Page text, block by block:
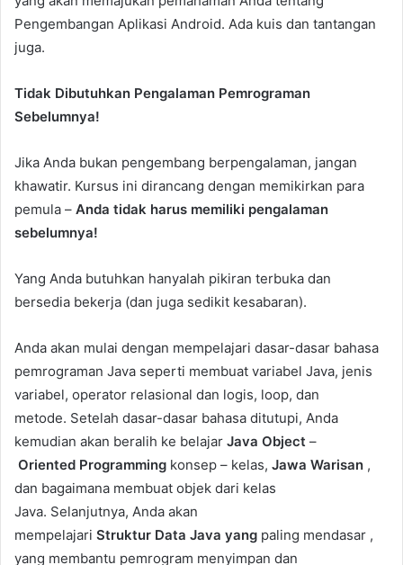
Pengembangan Aplikasi Android. Ada kuis dan tantangan
juga.
Tidak Dibutuhkan Pengalaman Pemrograman
Sebelumnya!
Jika Anda bukan pengembang berpengalaman, jangan
khawatir. Kursus ini dirancang dengan memikirkan para
pemula – Anda tidak harus memiliki pengalaman
sebelumnya!
Yang Anda butuhkan hanyalah pikiran terbuka dan
bersedia bekerja (dan juga sedikit kesabaran).
Anda akan mulai dengan mempelajari dasar-dasar bahasa
pemrograman Java seperti membuat variabel Java, jenis
variabel, operator relasional dan logis, loop, dan
metode. Setelah dasar-dasar bahasa ditutupi, Anda
kemudian akan beralih ke belajar Java Object –
Oriented Programming konsep – kelas, Jawa Warisan ,
dan bagaimana membuat objek dari kelas
Java. Selanjutnya, Anda akan
mempelajari Struktur Data Java yang paling mendasar ,
yang membantu pemrogram menyimpan dan